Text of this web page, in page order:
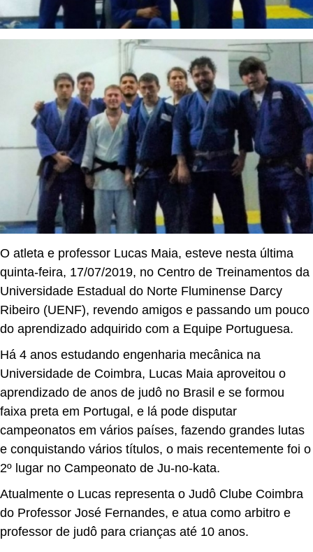
O atleta e professor Lucas Maia, esteve nesta última
quinta-feira, 17/07/2019, no Centro de Treinamentos da
Universidade Estadual do Norte Fluminense Darcy
Ribeiro (UENF), revendo amigos e passando um pouco
do aprendizado adquirido com a Equipe Portuguesa.
Há 4 anos estudando engenharia mecânica na
Universidade de Coimbra, Lucas Maia aproveitou o
aprendizado de anos de judô no Brasil e se formou
faixa preta em Portugal, e lá pode disputar
campeonatos em vários países, fazendo grandes lutas
e conquistando vários títulos, o mais recentemente foi o
2º lugar no Campeonato de Ju-no-kata.
Atualmente o Lucas representa o Judô Clube Coimbra
do Professor José Fernandes, e atua como arbitro e
professor de judô para crianças até 10 anos.